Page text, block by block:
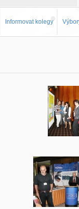
Informovat kolegy